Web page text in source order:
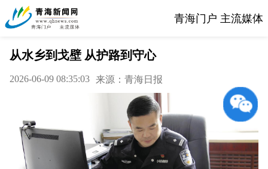
青海门户 主流媒体
从水乡到戈壁 从护路到守心
2026-06-09 08:35:03 来源：青海日报